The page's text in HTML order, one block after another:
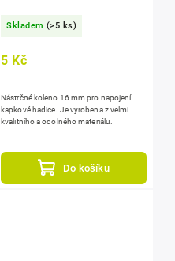
Skladem (>5 ks)
5 Kč
Do košíku
Nástrčné koleno 16 mm pro napojení
kapkové hadice. Je vyrobena z velmi
kvalitního a odolného materiálu.